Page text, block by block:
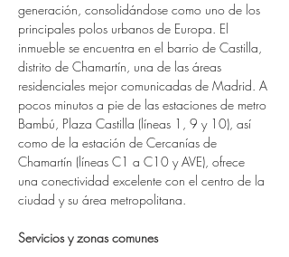
generación, consolidándose como uno de los
principales polos urbanos de Europa. El
inmueble se encuentra en el barrio de Castilla,
distrito de Chamartín, una de las áreas
residenciales mejor comunicadas de Madrid. A
pocos minutos a pie de las estaciones de metro
Bambú, Plaza Castilla (líneas 1, 9 y 10), así
como de la estación de Cercanías de
Chamartín (líneas C1 a C10 y AVE), ofrece
una conectividad excelente con el centro de la
ciudad y su área metropolitana.
Servicios y zonas comunes